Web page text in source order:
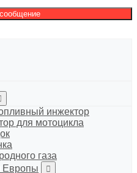
инжектор
для мотоцикла
газа
Европы